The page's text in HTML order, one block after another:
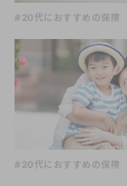
#20代におすすめの保険
#20代におすすめの保険